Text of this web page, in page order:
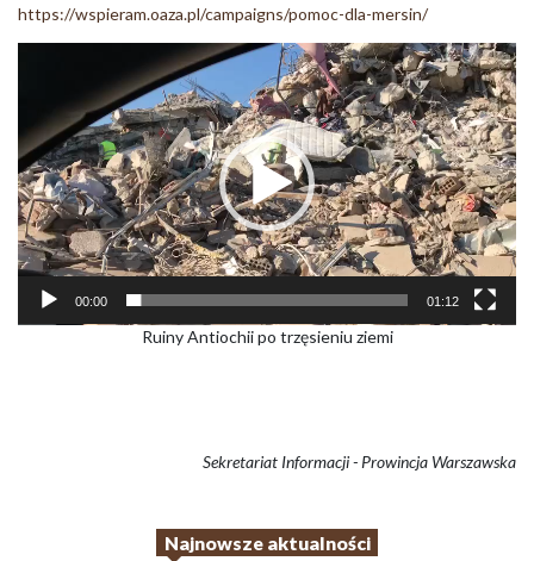
https://wspieram.oaza.pl/campaigns/pomoc-dla-mersin/
00:00 01:12
Ruiny Antiochii po trzęsieniu ziemi
Sekretariat Informacji - Prowincja Warszawska
Najnowsze aktualności